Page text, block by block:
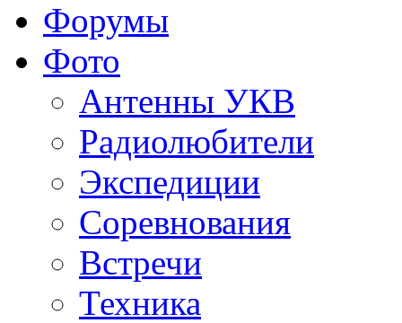
Форумы
Фото
Антенны УКВ
Радиолюбители
Экспедиции
Соревнования
Встречи
Техника